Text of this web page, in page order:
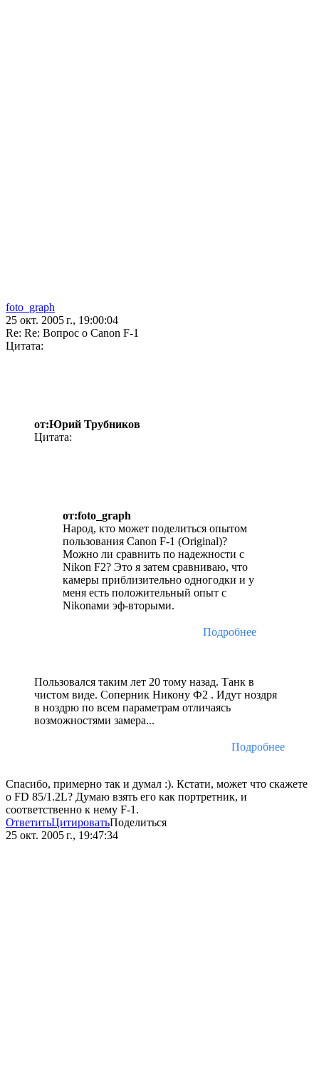
foto_graph
25 окт. 2005 г., 19:00:04
Re: Re: Вопрос о Canon F-1
Цитата:
от:Юрий Трубников
Цитата:
от:foto_graph
Народ, кто может поделиться опытом
пользования Canon F-1 (Original)?
Можно ли сравнить по надежности с
Nikon F2? Это я затем сравниваю, что
камеры приблизительно одногодки и у
меня есть положительный опыт с
Nikonами эф-вторыми.
Подробнее
Пользовался таким лет 20 тому назад. Танк в
чистом виде. Соперник Никону Ф2 . Идут ноздря
в ноздрю по всем параметрам отличаясь
возможностями замера...
Подробнее
Спасибо, примерно так и думал :). Кстати, может что скажете
о FD 85/1.2L? Думаю взять его как портретник, и
соответственно к нему F-1.
ОтветитьЦитироватьПоделиться
25 окт. 2005 г., 19:47:34